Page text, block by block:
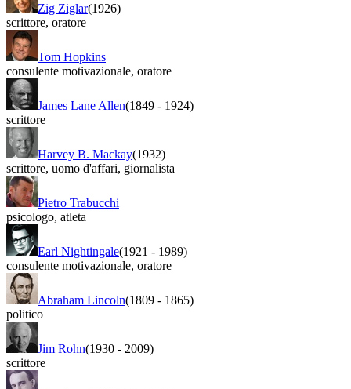
Zig Ziglar(1926)
scrittore, oratore
Tom Hopkins
consulente motivazionale, oratore
James Lane Allen(1849 - 1924)
scrittore
Harvey B. Mackay(1932)
scrittore, uomo d'affari, giornalista
Pietro Trabucchi
psicologo, atleta
Earl Nightingale(1921 - 1989)
consulente motivazionale, oratore
Abraham Lincoln(1809 - 1865)
politico
Jim Rohn(1930 - 2009)
scrittore